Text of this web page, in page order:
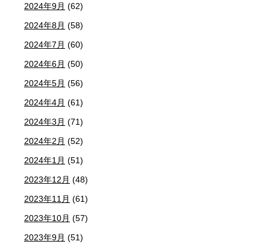
2024年9月 (62)
2024年8月 (58)
2024年7月 (60)
2024年6月 (50)
2024年5月 (56)
2024年4月 (61)
2024年3月 (71)
2024年2月 (52)
2024年1月 (51)
2023年12月 (48)
2023年11月 (61)
2023年10月 (57)
2023年9月 (51)